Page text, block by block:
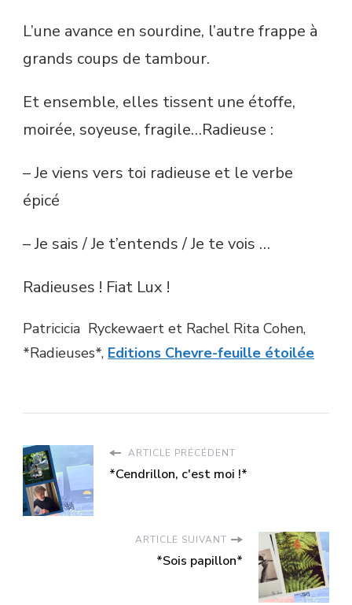
L’une avance en sourdine, l’autre frappe à
grands coups de tambour.
Et ensemble, elles tissent une étoffe,
moirée, soyeuse, fragile…Radieuse :
– Je viens vers toi radieuse et le verbe
épicé
– Je sais / Je t’entends / Je te vois …
Radieuses ! Fiat Lux !
Patricicia Ryckewaert et Rachel Rita Cohen,
*Radieuses*, Editions Chevre-feuille étoilée
ARTICLE PRÉCÉDENT
*Cendrillon, c'est moi !*
ARTICLE SUIVANT
*Sois papillon*